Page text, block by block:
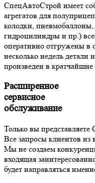
СпецАвтоСтрой имеет
агрегатов для
колодки, пневмобаллоны,
гидроцилиндры и пр.)
оперативно отгружены в
несколько недель
произведен в кратчайшие
Расширенное
сервисное
обслуживание
Только вы
Все запросы клиентов
Мы не создаем
входящая
будет направляться